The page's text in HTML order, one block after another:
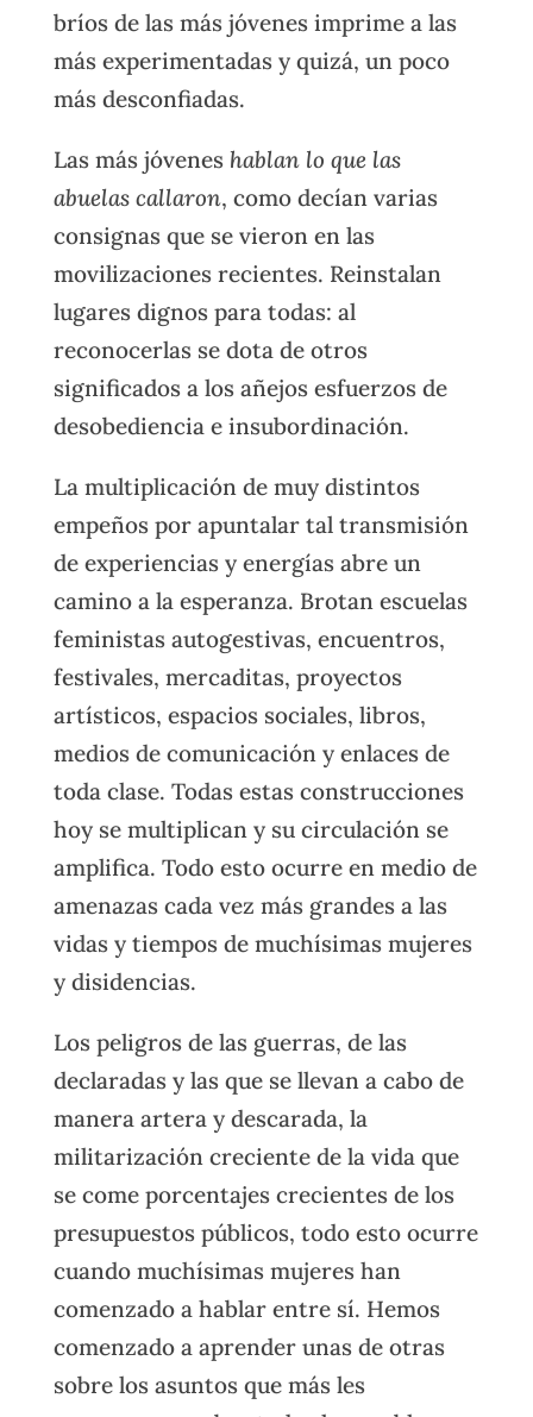
bríos de las más jóvenes imprime a las
más experimentadas y quizá, un poco
más desconfiadas.
Las más jóvenes hablan lo que las
abuelas callaron, como decían varias
consignas que se vieron en las
movilizaciones recientes. Reinstalan
lugares dignos para todas: al
reconocerlas se dota de otros
significados a los añejos esfuerzos de
desobediencia e insubordinación.
La multiplicación de muy distintos
empeños por apuntalar tal transmisión
de experiencias y energías abre un
camino a la esperanza. Brotan escuelas
feministas autogestivas, encuentros,
festivales, mercaditas, proyectos
artísticos, espacios sociales, libros,
medios de comunicación y enlaces de
toda clase. Todas estas construcciones
hoy se multiplican y su circulación se
amplifica. Todo esto ocurre en medio de
amenazas cada vez más grandes a las
vidas y tiempos de muchísimas mujeres
y disidencias.
Los peligros de las guerras, de las
declaradas y las que se llevan a cabo de
manera artera y descarada, la
militarización creciente de la vida que
se come porcentajes crecientes de los
presupuestos públicos, todo esto ocurre
cuando muchísimas mujeres han
comenzado a hablar entre sí. Hemos
comenzado a aprender unas de otras
sobre los asuntos que más les